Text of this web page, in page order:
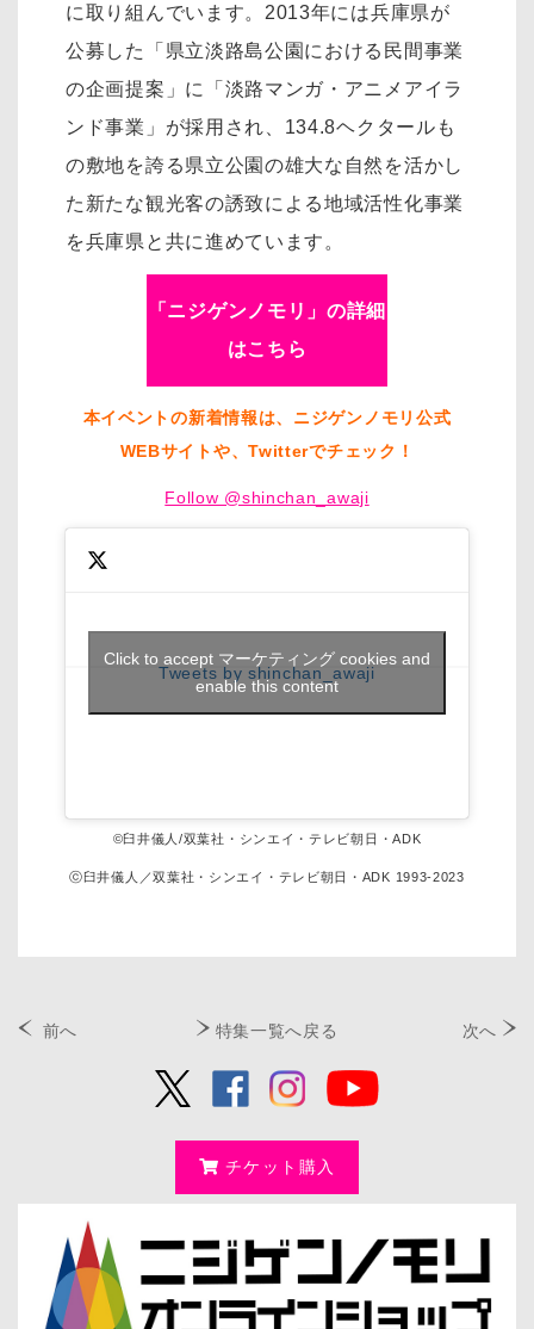
に取り組んでいます。2013年には兵庫県が
公募した「県立淡路島公園における民間事業
の企画提案」に「淡路マンガ・アニメアイラ
ンド事業」が採用され、134.8ヘクタールも
の敷地を誇る県立公園の雄大な自然を活かし
た新たな観光客の誘致による地域活性化事業
を兵庫県と共に進めています。
「ニジゲンノモリ」の詳細
はこちら
本イベントの新着情報は、ニジゲンノモリ公式
WEBサイトや、Twitterでチェック！
Follow @shinchan_awaji
Tweets by shinchan_awaji
Click to accept マーケティング cookies and
enable this content
©臼井儀人/双葉社・シンエイ・テレビ朝日・ADK
ⓒ臼井儀人／双葉社・シンエイ・テレビ朝日・ADK 1993-2023
前へ 特集一覧へ戻る 次へ
チケット購入